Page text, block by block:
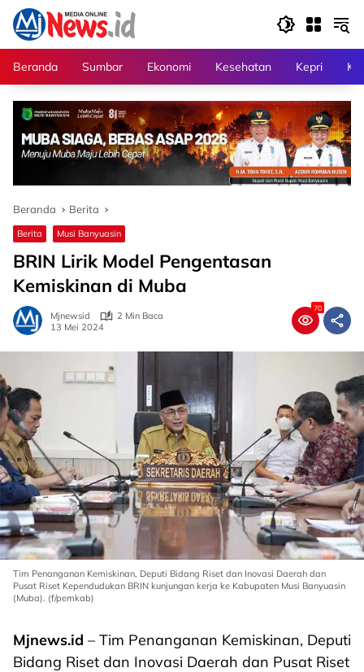
Langsung
konten
Beranda
Sumbar Ekonomi Kesehatan Kepri
Beranda Berita
Berita Musi Banyuasin
BRIN Lirik Model Pengentasan
Kemiskinan di Muba
Mjnewsid
2 Min Baca
13 Mei 2024
70
Tim Penanganan Kemiskinan, Deputi Bidang Riset dan Inovasi Daerah dan
Pusat Riset Kependudukan BRIN kunjungan kerja ke Kabupaten Musi Banyuasin
(Muba). (f/pemkab)
Mjnews.id – Tim Penanganan Kemiskinan, Deputi
Bidang Riset dan Inovasi Daerah dan Pusat Riset